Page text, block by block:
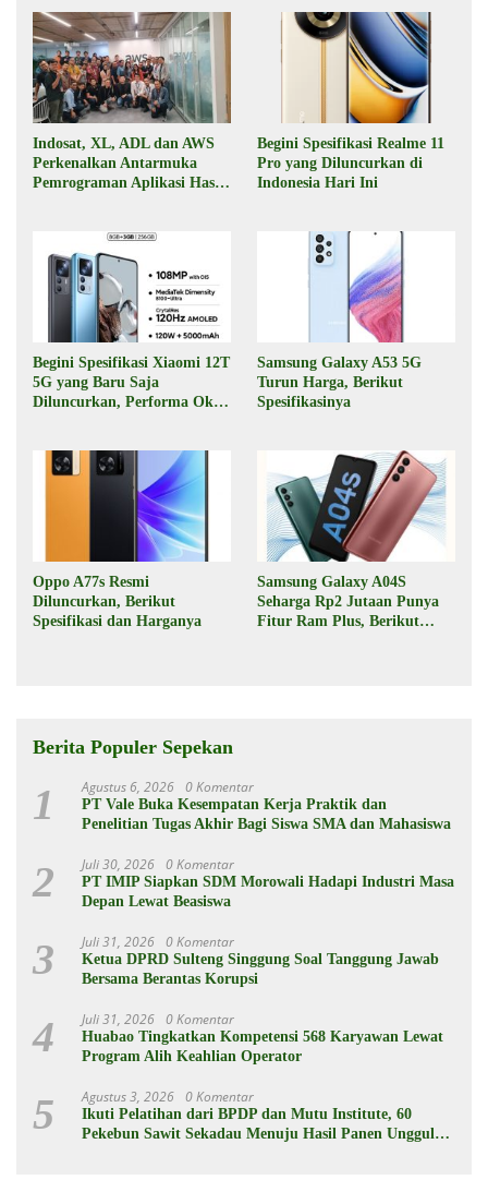
Indosat, XL, ADL dan AWS
Perkenalkan Antarmuka
Pemrograman Aplikasi Hasil
Begini Spesifikasi Realme 11
Pro yang Diluncurkan di
Indonesia Hari Ini
Begini Spesifikasi Xiaomi 12T
5G yang Baru Saja
Diluncurkan, Performa Oke,
Samsung Galaxy A53 5G
Turun Harga, Berikut
Spesifikasinya
Oppo A77s Resmi
Diluncurkan, Berikut
Spesifikasi dan Harganya
Samsung Galaxy A04S
Seharga Rp2 Jutaan Punya
Fitur Ram Plus, Berikut
Berita Populer Sepekan
1 Agustus 6, 2026 0 Komentar
PT Vale Buka Kesempatan Kerja Praktik dan
Penelitian Tugas Akhir Bagi Siswa SMA dan Mahasiswa
2 Juli 30, 2026 0 Komentar
PT IMIP Siapkan SDM Morowali Hadapi Industri Masa
Depan Lewat Beasiswa
3 Juli 31, 2026 0 Komentar
Ketua DPRD Sulteng Singgung Soal Tanggung Jawab
Bersama Berantas Korupsi
4 Juli 31, 2026 0 Komentar
Huabao Tingkatkan Kompetensi 568 Karyawan Lewat
Program Alih Keahlian Operator
5 Agustus 3, 2026 0 Komentar
Ikuti Pelatihan dari BPDP dan Mutu Institute, 60
Pekebun Sawit Sekadau Menuju Hasil Panen Unggul